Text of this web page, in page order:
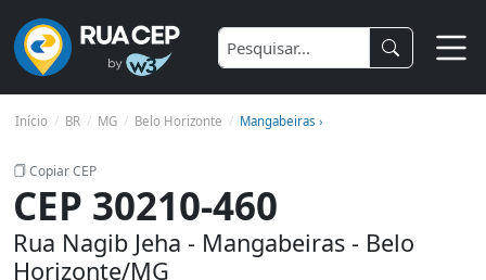
Início BR MG Belo Horizonte Mangabeiras ›
Copiar CEP
CEP 30210-460
Rua Nagib Jeha - Mangabeiras - Belo
Horizonte/MG